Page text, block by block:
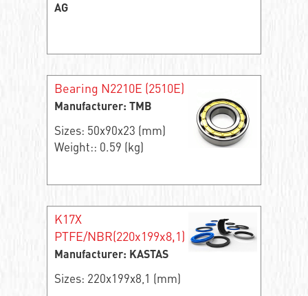
AG
Bearing N2210E (2510E)
Manufacturer: TMB
Sizes: 50x90x23 (mm)
Weight:: 0.59 (kg)
K17X
PTFE/NBR(220x199x8,1)
Manufacturer: KASTAS
Sizes: 220x199x8,1 (mm)